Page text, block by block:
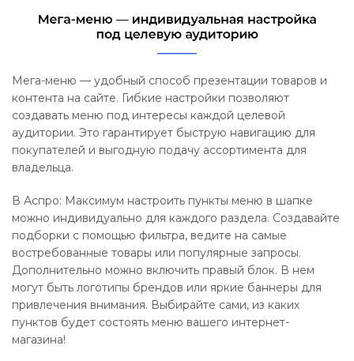
Мега-меню — удобный способ презентации товаров и
контента на сайте. Гибкие настройки позволяют
создавать меню под интересы каждой целевой
аудитории. Это гарантирует быструю навигацию для
покупателей и выгодную подачу ассортимента для
владельца.
В Аспро: Максимум настроить пункты меню в шапке
можно индивидуально для каждого раздела. Создавайте
подборки с помощью фильтра, ведите на самые
востребованные товары или популярные запросы.
Дополнительно можно включить правый блок. В нем
могут быть логотипы брендов или яркие баннеры для
привлечения внимания. Выбирайте сами, из каких
пунктов будет состоять меню вашего интернет-
магазина!